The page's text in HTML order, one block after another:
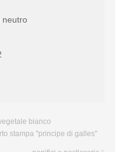
neutro
bianco
stampa ''principe di galles''